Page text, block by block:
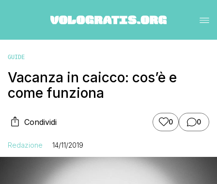
GUIDE
Vacanza in caicco: cos’è e
come funziona
Condividi 0 0
Redazione 14/11/2019